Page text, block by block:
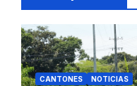
CANTONES NOTICIAS